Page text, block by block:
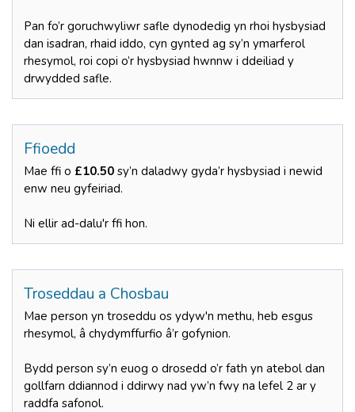
Pan fo’r goruchwyliwr safle dynodedig yn rhoi hysbysiad
dan isadran, rhaid iddo, cyn gynted ag sy’n ymarferol
rhesymol, roi copi o’r hysbysiad hwnnw i ddeiliad y
drwydded safle.
Ffioedd
Mae ffi o £10.50 sy’n daladwy gyda’r hysbysiad i newid
enw neu gyfeiriad.
Ni ellir ad-dalu'r ffi hon.
Troseddau a Chosbau
Mae person yn troseddu os ydyw'n methu, heb esgus
rhesymol, â chydymffurfio â’r gofynion.
Bydd person sy’n euog o drosedd o’r fath yn atebol dan
gollfarn ddiannod i ddirwy nad yw’n fwy na lefel 2 ar y
raddfa safonol.